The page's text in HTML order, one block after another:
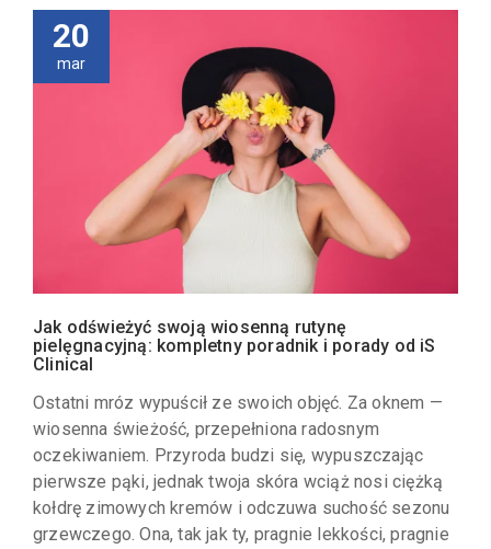
20
mar
Jak odświeżyć swoją wiosenną rutynę
pielęgnacyjną: kompletny poradnik i porady od iS
Clinical
Ostatni mróz wypuścił ze swoich objęć. Za oknem —
wiosenna świeżość, przepełniona radosnym
oczekiwaniem. Przyroda budzi się, wypuszczając
pierwsze pąki, jednak twoja skóra wciąż nosi ciężką
kołdrę zimowych kremów i odczuwa suchość sezonu
grzewczego. Ona, tak jak ty, pragnie lekkości, pragnie